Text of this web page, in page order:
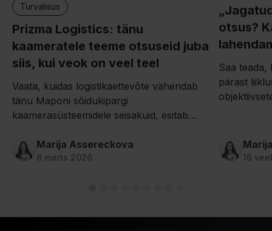
Turvalisus
Prizma Logistics: tänu
kaameratele teeme otsuseid juba
siis, kui veok on veel teel
Vaata, kuidas logistikaettevõte vähendab
tänu Maponi sõidukipargi
kaamerasüsteemidele seisakuid, esitab
otsuseid juba siis, kui veokid on veel teel.
Marija Assereckova
6 märts 2026
otsus?
Saa teada,
pärast
16